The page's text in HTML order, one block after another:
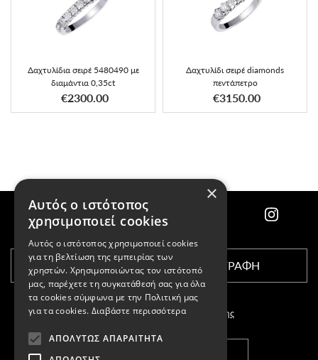
Δαχτυλίδια σειρέ 5480490 με
διαμάντια 0,35ct
€2300.00
Δαχτυλίδι σειρέ diamonds
πεντάπετρο
€3150.00
ΕΓΓΡΑΦΗ
Αποδέχομαι τους όρους χρήσης
×
Αυτός ο ιστότοπος
χρησιμοποιεί cookies
Αυτός ο ιστότοπος χρησιμοποιεί cookies
για τη βελτίωση της εμπειρίας των
χρηστών. Χρησιμοποιώντας τον ιστότοπό
μας, παρέχετε τη συγκατάθεσή σας για όλα
τα cookies σύμφωνα με την Πολιτική μας
για τα cookies. Διαβάστε περισσότερα
ΑΠΟΛΎΤΩΣ ΑΠΑΡΑΊΤΗΤΑ